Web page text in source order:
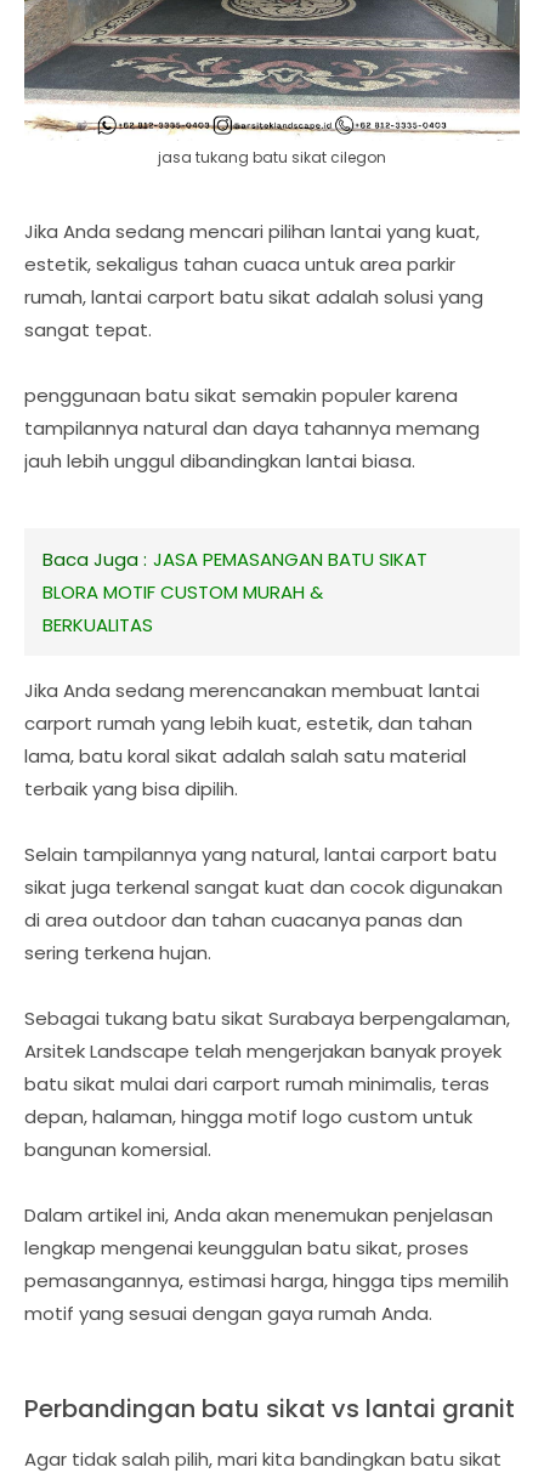
jasa tukang batu sikat cilegon
Jika Anda sedang mencari pilihan lantai yang kuat,
estetik, sekaligus tahan cuaca untuk area parkir
rumah, lantai carport batu sikat adalah solusi yang
sangat tepat.
penggunaan batu sikat semakin populer karena
tampilannya natural dan daya tahannya memang
jauh lebih unggul dibandingkan lantai biasa.
Baca Juga : JASA PEMASANGAN BATU SIKAT
BLORA MOTIF CUSTOM MURAH &
BERKUALITAS
Jika Anda sedang merencanakan membuat lantai
carport rumah yang lebih kuat, estetik, dan tahan
lama, batu koral sikat adalah salah satu material
terbaik yang bisa dipilih.
Selain tampilannya yang natural, lantai carport batu
sikat juga terkenal sangat kuat dan cocok digunakan
di area outdoor dan tahan cuacanya panas dan
sering terkena hujan.
Sebagai tukang batu sikat Surabaya berpengalaman,
Arsitek Landscape telah mengerjakan banyak proyek
batu sikat mulai dari carport rumah minimalis, teras
depan, halaman, hingga motif logo custom untuk
bangunan komersial.
Dalam artikel ini, Anda akan menemukan penjelasan
lengkap mengenai keunggulan batu sikat, proses
pemasangannya, estimasi harga, hingga tips memilih
motif yang sesuai dengan gaya rumah Anda.
Perbandingan batu sikat vs lantai granit
Agar tidak salah pilih, mari kita bandingkan batu sikat